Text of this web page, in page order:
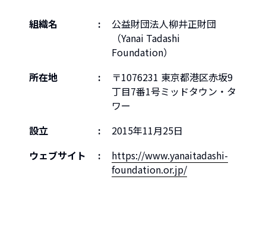
組織名 :
公益財団法人柳井正財団
（Yanai Tadashi
Foundation）
所在地
:
〒1076231 東京都港区赤坂9
丁目7番1号ミッドタウン・タ
ワー
設立
:
2015年11月25日
ウェブサイト
:
https://www.yanaitadashi-
foundation.or.jp/